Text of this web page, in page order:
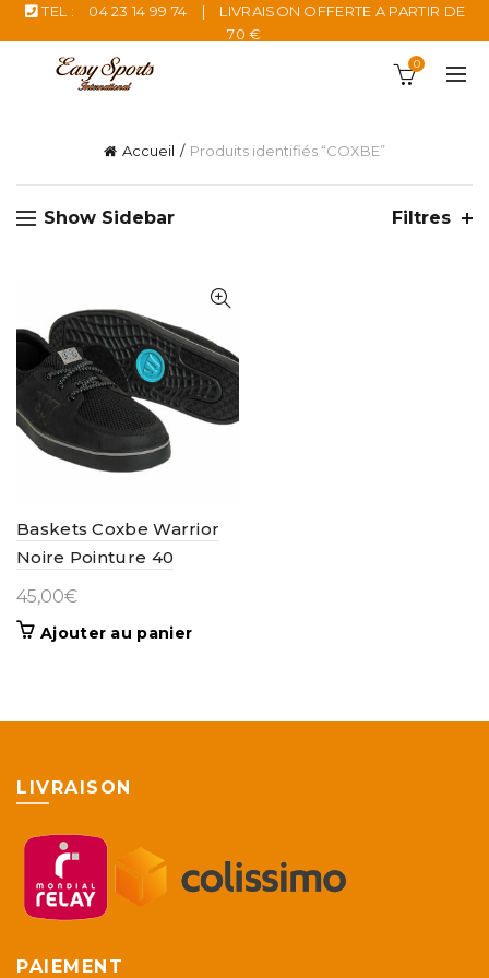
TEL : 04 23 14 99 74 |
LIVRAISON OFFERTE A PARTIR DE
70 €
0
Accueil Produits identifiés “COXBE”
Show Sidebar Filtres
Baskets Coxbe Warrior
Noire Pointure 40
45,00€
Ajouter au panier
LIVRAISON
PAIEMENT